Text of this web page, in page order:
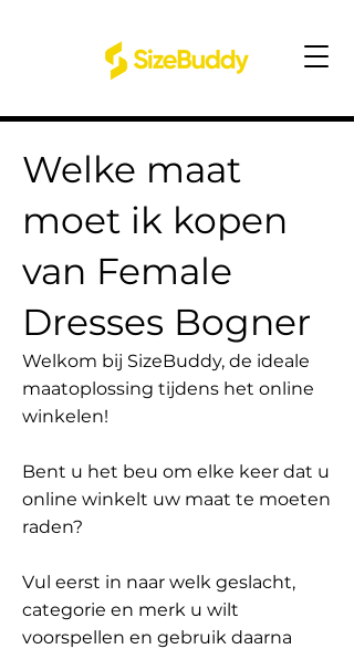
Welke maat
moet ik kopen
van Female
Dresses Bogner
Welkom bij SizeBuddy, de ideale
maatoplossing tijdens het online
winkelen!
Bent u het beu om elke keer dat u
online winkelt uw maat te moeten
raden?
Vul eerst in naar welk geslacht,
categorie en merk u wilt
voorspellen en gebruik daarna